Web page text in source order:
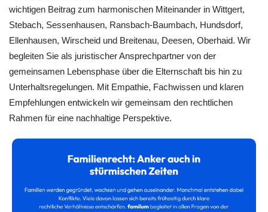
wichtigen Beitrag zum harmonischen Miteinander in Wittgert,
Stebach, Sessenhausen, Ransbach-Baumbach, Hundsdorf,
Ellenhausen, Wirscheid und Breitenau, Deesen, Oberhaid. Wir
begleiten Sie als juristischer Ansprechpartner von der
gemeinsamen Lebensphase über die Elternschaft bis hin zu
Unterhaltsregelungen. Mit Empathie, Fachwissen und klaren
Empfehlungen entwickeln wir gemeinsam den rechtlichen
Rahmen für eine nachhaltige Perspektive.